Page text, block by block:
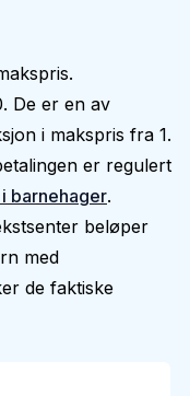
De er en av
i makspris fra 1.
er regulert
barnehager.
beløper
med
de faktiske